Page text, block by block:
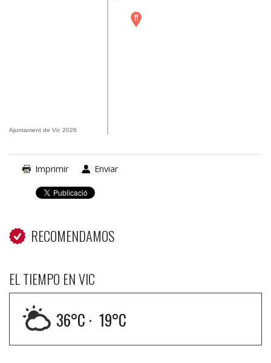
Ajuntament de Vic 2026
Imprimir Enviar
RECOMENDAMOS
EL TIEMPO EN VIC
36°C · 19°C